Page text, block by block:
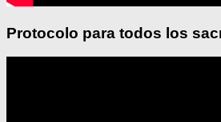
Protocolo para todos los